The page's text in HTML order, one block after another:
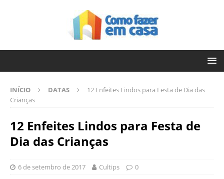
INÍCIO DATAS
12 Enfeites Lindos para Festa de Dia das
Crianças
12 Enfeites Lindos para Festa de
Dia das Crianças
6 de setembro de 2017 Cultips 0